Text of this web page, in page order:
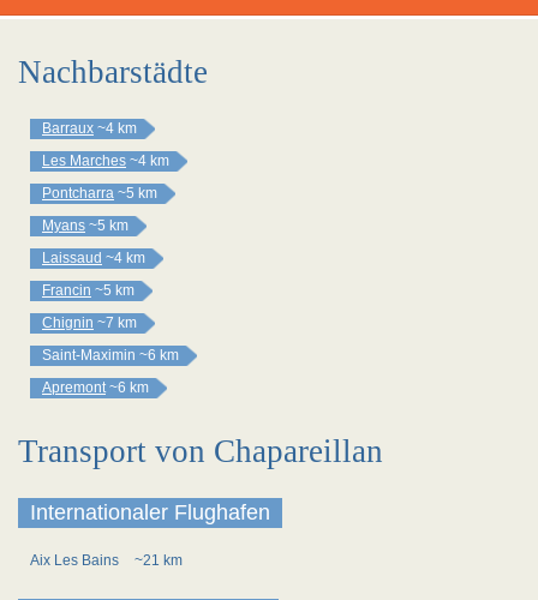
Nachbarstädte
Barraux ~4 km
Les Marches ~4 km
Pontcharra ~5 km
Myans ~5 km
Laissaud ~4 km
Francin ~5 km
Chignin ~7 km
Saint-Maximin ~6 km
Apremont ~6 km
Transport von Chapareillan
Internationaler Flughafen
Aix Les Bains ~21 km